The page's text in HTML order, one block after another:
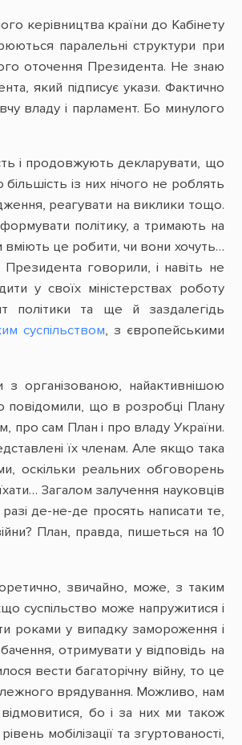
керівництва країни до Кабінету
паралельні структури при
оточення Президента. Не знаю
який підписує укази. Фактично
владу і парламент. Бо минулого
і продовжують декларувати, що
із них нічого не роблять
реагувати на виклики тощо.
політику, а тримають на
вміють це робити, чи вони хочуть…
говорили, і навіть не
у своїх міністерствах роботу
політики та ще й заздалегідь
суспільством, з європейськими
з організованою, найактивнішою
повідомили, що в розробці Плану
про сам План і про владу України.
їх членам. Але якщо така
оскільки реальних обговорень
Загалом залучення науковців
де-не-де просять написати те,
План, правда, пишеться на 10
звичайно, може, з таким
суспільство може напружитися і
роками у випадку замороження і
отримувати у відповідь на
вести багаторічну війну, то це
врядування. Можливо, нам
бо і за них ми також
мобілізації та згуртованості,